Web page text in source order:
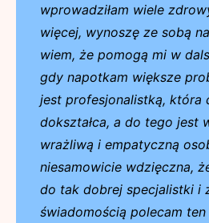
wprowadziłam wiele
więcej, wynoszę ze sobą
wiem, że pomogą mi w
gdy napotkam większe
jest profesjonalistką, która
dokształca, a do tego jest
wrażliwą i empatyczną
niesamowicie wdzięczna,
do tak dobrej specjalistki i
świadomością polecam